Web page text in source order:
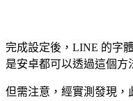
完成設定後，LINE 的字
是安卓都可以透過這個方
但需注意，經實測發現，